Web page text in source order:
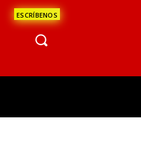
ESCRÍBENOS
| GUADALAJARA 1510 AM | LA